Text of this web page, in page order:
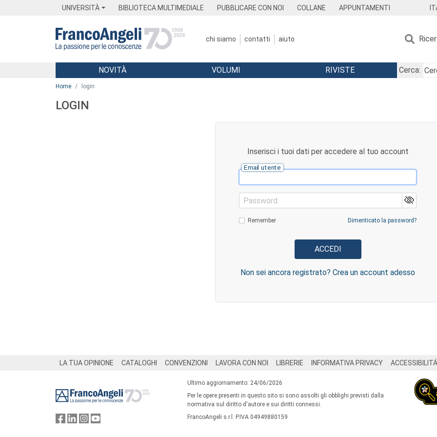
UNIVERSITÀ BIBLIOTECA MULTIMEDIALE PUBBLICARE CON NOI COLLANE APPUNTAMENTI
chi siamo contatti aiuto
Menu
NOVITÀ VOLUMI RIVISTE
Cerca:
Home login
LOGIN
Inserisci i tuoi dati per accedere al tuo account
Email utente
Password
Remember Dimenticato la password?
Non sei ancora registrato? Crea un account adesso
LA TUA OPINIONE CATALOGHI CONVENZIONI LAVORA CON NOI LIBRERIE INFORMATIVA PRIVACY ACCESSIBILITÁ
Ultimo aggiornamento: 24/06/2026
Per le opere presenti in questo sito si sono assolti gli obblighi previsti dalla
normativa sul diritto d'autore e sui diritti connessi.
FrancoAngeli s.r.l. P.IVA 04949880159